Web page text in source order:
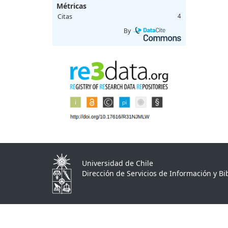
Métricas
Citas 4
By
Universidad de Chile
Dirección de Servicios de Información y